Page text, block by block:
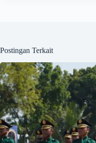
Postingan Terkait